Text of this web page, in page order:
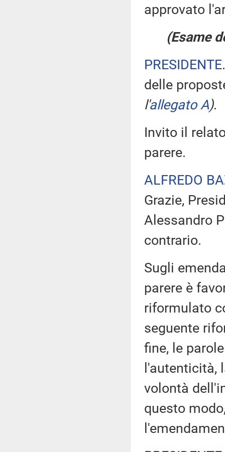
approvato
(Esame
PRESIDENTE
delle
l'allegato A).
Invito il
parere.
ALFREDO
Grazie,
Alessandro
contrario.
Sugli
parere è
riformulato
seguente
fine, le
l'autenticità,
volontà
questo